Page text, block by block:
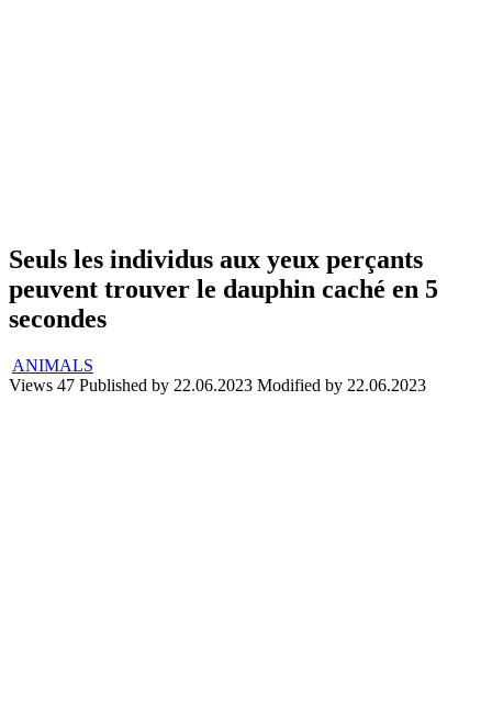
Seuls les individus aux yeux perçants
peuvent trouver le dauphin caché en 5
secondes
ANIMALS
Views 47 Published by 22.06.2023 Modified by 22.06.2023